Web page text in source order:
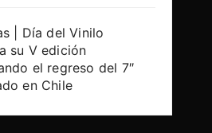
| Día del Vinilo
su V edición
el regreso del 7″
en Chile